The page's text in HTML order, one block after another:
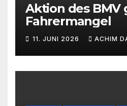
Aktion des BMV
Fahrermangel
11. JUNI 2026 ACHIM